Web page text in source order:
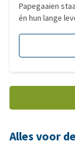
Papegaaien
én hun lange
worden
deze blog lees
voldoen,
wat je vooral
Alles voor